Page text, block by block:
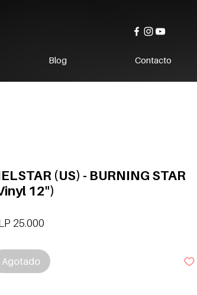
Blog Contacto
(US) - BURNING STAR
12")
25.000
Agotado